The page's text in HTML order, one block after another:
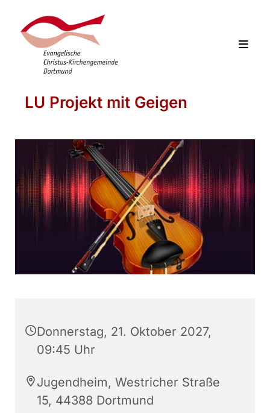
LU Projekt mit Geigen
Donnerstag, 21. Oktober 2027,
09:45 Uhr
Jugendheim, Westricher Straße
15, 44388 Dortmund